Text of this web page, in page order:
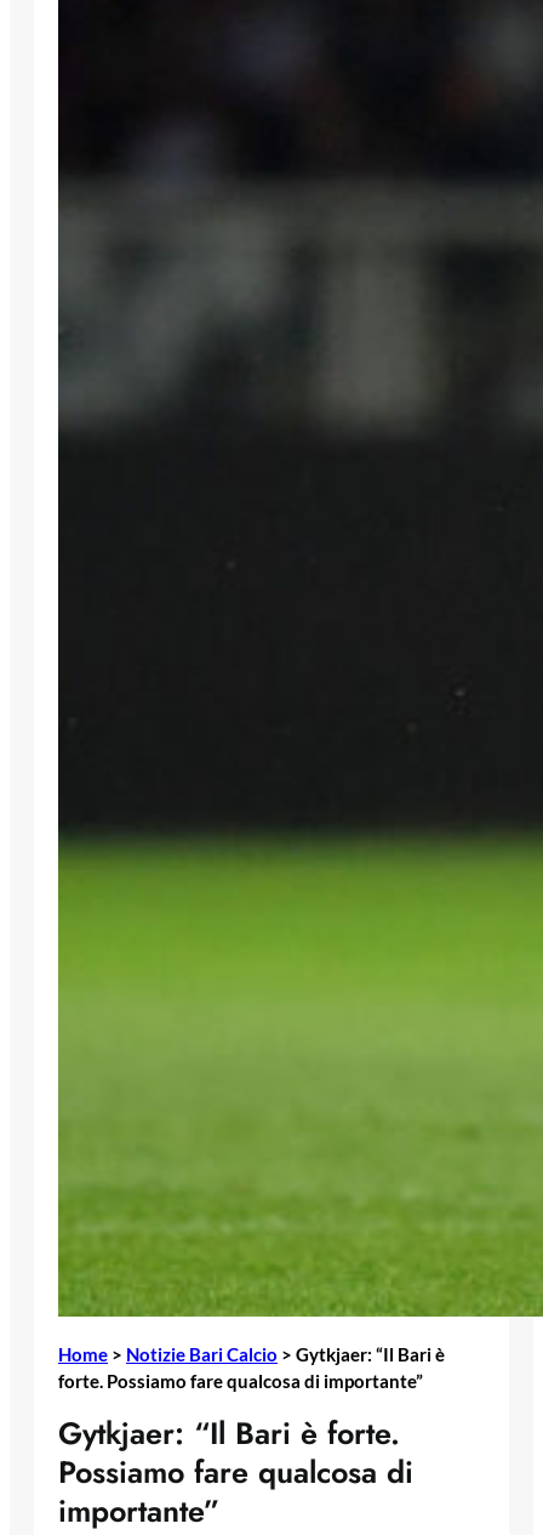
Home > Notizie Bari Calcio > Gytkjaer: “Il Bari è
forte. Possiamo fare qualcosa di importante”
Gytkjaer: “Il Bari è forte.
Possiamo fare qualcosa di
importante”